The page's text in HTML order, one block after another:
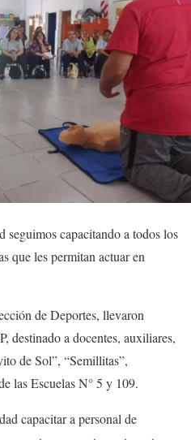
capacitando a todos los
que les permitan actuar en
de Deportes, llevaron
destinado a docentes, auxiliares,
de Sol”, “Semillitas”,
las Escuelas N° 5 y 109.
capacitar a personal de